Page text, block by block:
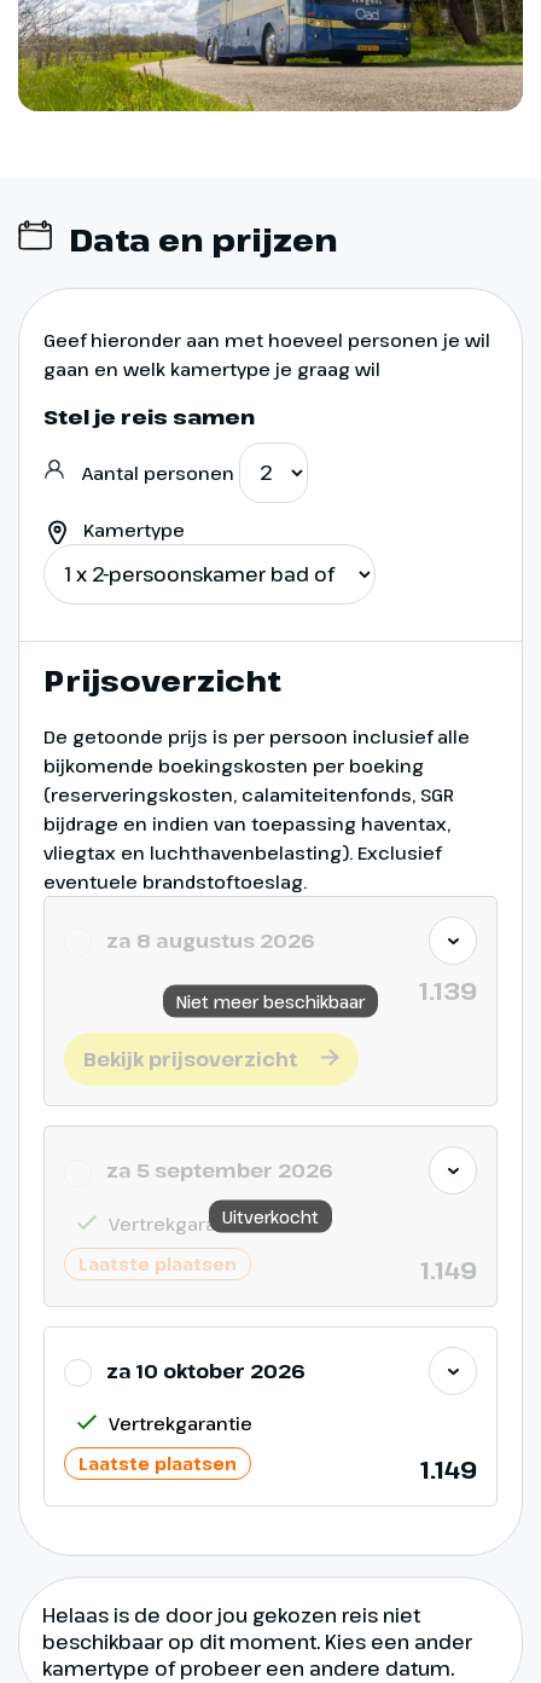
Naar huis
afscheidsdiner. Hier kun je met je
reisgenoten nog napraten over
van Polen.
(€) = bijkomende entreegelden
De volgorde van het programma
kan per datum anders zijn.
Data en prijzen
Geef hieronder aan met hoeveel personen je wil
gaan en welk kamertype je graag wil
Stel je reis samen
Aantal personen
Kamertype
Prijsoverzicht
De getoonde prijs is per persoon inclusief alle
bijkomende boekingskosten per boeking
(reserveringskosten, calamiteitenfonds, SGR
bijdrage en indien van toepassing haventax,
vliegtax en luchthavenbelasting). Exclusief
eventuele brandstoftoeslag.
Niet meer beschikbaar
za 8 augustus 2026
1.139
Bekijk prijsoverzicht
Uitverkocht
za 5 september 2026
Vertrekgarantie
Laatste plaatsen 1.149
za 10 oktober 2026
Vertrekgarantie
Laatste plaatsen 1.149
Helaas is de door jou gekozen reis niet
beschikbaar op dit moment. Kies een ander
kamertype of probeer een andere datum.